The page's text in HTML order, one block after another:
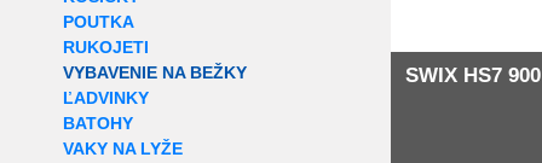
POUTKA
RUKOJETI
VYBAVENIE NA BEŽKY
ĽADVINKY
BATOHY
VAKY NA LYŽE
SWIX HS7